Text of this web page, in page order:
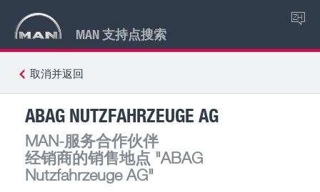
MAN 支持点搜索
ZH
取消并返回
ABAG NUTZFAHRZEUGE AG
MAN-服务合作伙伴
经销商的销售地点 "ABAG
Nutzfahrzeuge AG"